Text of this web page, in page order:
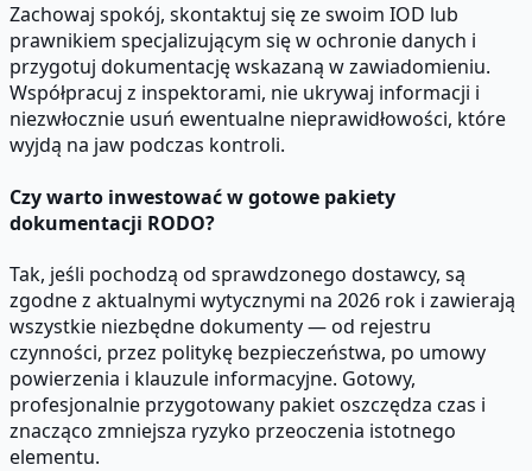
Zachowaj spokój, skontaktuj się ze swoim IOD lub
prawnikiem specjalizującym się w ochronie danych i
przygotuj dokumentację wskazaną w zawiadomieniu.
Współpracuj z inspektorami, nie ukrywaj informacji i
niezwłocznie usuń ewentualne nieprawidłowości, które
wyjdą na jaw podczas kontroli.
Czy warto inwestować w gotowe pakiety
dokumentacji RODO?
Tak, jeśli pochodzą od sprawdzonego dostawcy, są
zgodne z aktualnymi wytycznymi na 2026 rok i zawierają
wszystkie niezbędne dokumenty — od rejestru
czynności, przez politykę bezpieczeństwa, po umowy
powierzenia i klauzule informacyjne. Gotowy,
profesjonalnie przygotowany pakiet oszczędza czas i
znacząco zmniejsza ryzyko przeoczenia istotnego
elementu.